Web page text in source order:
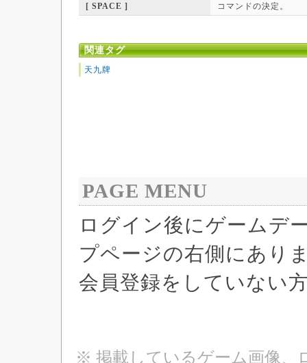
[ SPACE ]
コマンドの決定。
関連タグ
天九牌
PAGE MENU
ログイン後にゲームデ
プページの右側にあり
会員登録をしていない
※ 掲載しているゲーム画像、